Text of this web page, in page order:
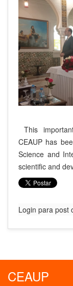
This
CEAUP has
Science and
scientific and
Login para post
CEAUP